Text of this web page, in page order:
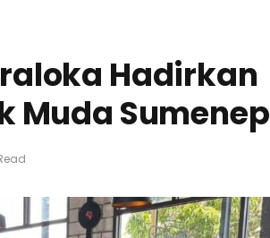
Hadirkan
Muda Sumenep